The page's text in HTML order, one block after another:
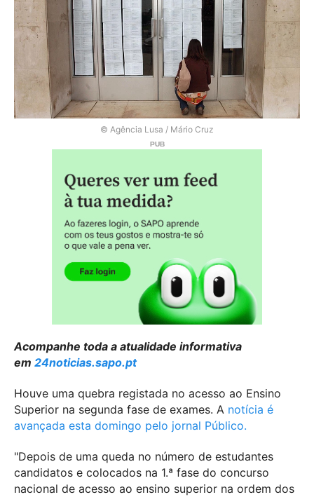
© Agência Lusa / Mário Cruz
Acompanhe toda a atualidade informativa
em 24noticias.sapo.pt
Houve uma quebra registada no acesso ao Ensino
Superior na segunda fase de exames. A notícia é
avançada esta domingo pelo jornal Público.
"Depois de uma queda no número de estudantes
candidatos e colocados na 1.ª fase do concurso
nacional de acesso ao ensino superior na ordem dos